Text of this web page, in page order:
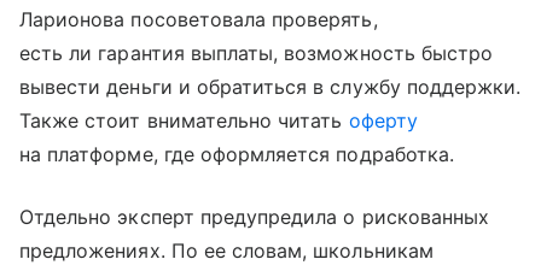
Ларионова посоветовала проверять,
есть ли гарантия выплаты, возможность быстро
вывести деньги и обратиться в службу поддержки.
Также стоит внимательно читать оферту
на платформе, где оформляется подработка.
Отдельно эксперт предупредила о рискованных
предложениях. По ее словам, школьникам